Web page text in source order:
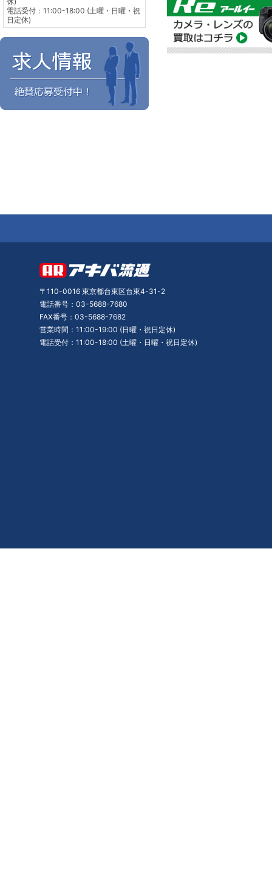
電話受付：11:00-18:00 (土曜・日曜・祝
日定休)
〒110-0016 東京都台東区台東4-31-2
電話番号：03-5688-7680
FAX番号：03-5688-7682
営業時間：11:00-19:00 (日曜・祝日定休)
電話受付：11:00-18:00 (土曜・日曜・祝日定休)